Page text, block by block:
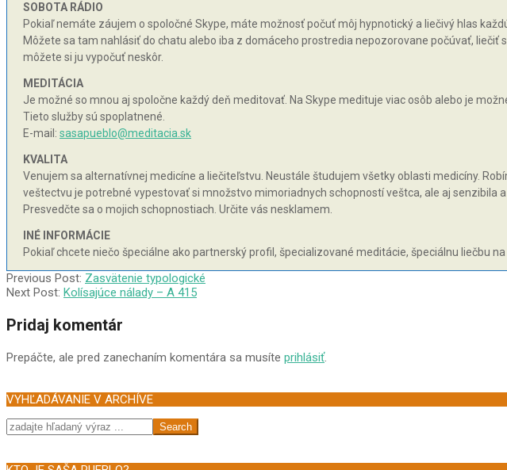
SOBOTA RÁDIO
Pokiaľ nemáte záujem o spoločné Skype, máte možnosť počuť môj hypnotický a liečivý hlas
Môžete sa tam nahlásiť do chatu alebo iba z domáceho prostredia nepozorovane počúvať,
môžete si ju vypočuť neskôr.
MEDITÁCIA
Je možné so mnou aj spoločne každý deň meditovať. Na Skype medituje viac osôb alebo je
Tieto služby sú spoplatnené.
E-mail: sasapueblo@meditacia.sk
KVALITA
Venujem sa alternatívnej medicíne a liečiteľstvu. Neustále študujem všetky oblasti medicíny.
veštectvu je potrebné vypestovať si množstvo mimoriadnych schopností veštca, ale aj senzibila
Presvedčte sa o mojich schopnostiach. Určite vás nesklamem.
INÉ INFORMÁCIE
Pokiaľ chcete niečo špeciálne ako partnerský profil, špecializované meditácie, špeciálnu liečbu
2005-
05-
Previous Post: Zasvätenie typologické
Next Post: Kolísajúce nálady – A 415
Pridaj komentár
Prepáčte, ale pred zanechaním komentára sa musíte prihlásiť.
VYHĽADÁVANIE V ARCHÍVE
Search